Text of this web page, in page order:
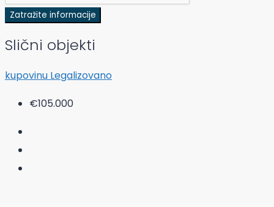
Zatražite informacije
Slični objekti
kupovinu Legalizovano
€105.000